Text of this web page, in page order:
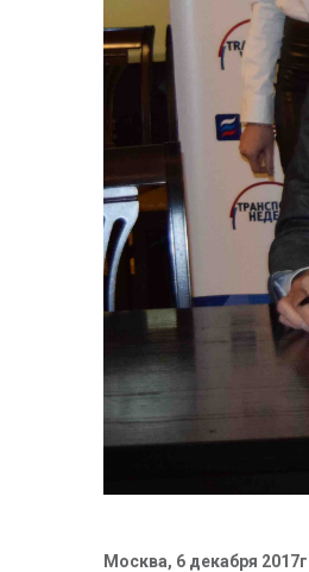
Москва, 6 декабря